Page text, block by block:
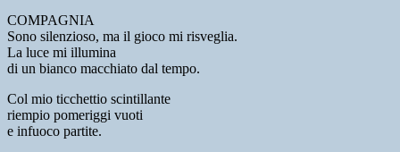
COMPAGNIA
Sono silenzioso, ma il gioco mi risveglia.
La luce mi illumina
di un bianco macchiato dal tempo.
Col mio ticchettio scintillante
riempio pomeriggi vuoti
e infuoco partite.